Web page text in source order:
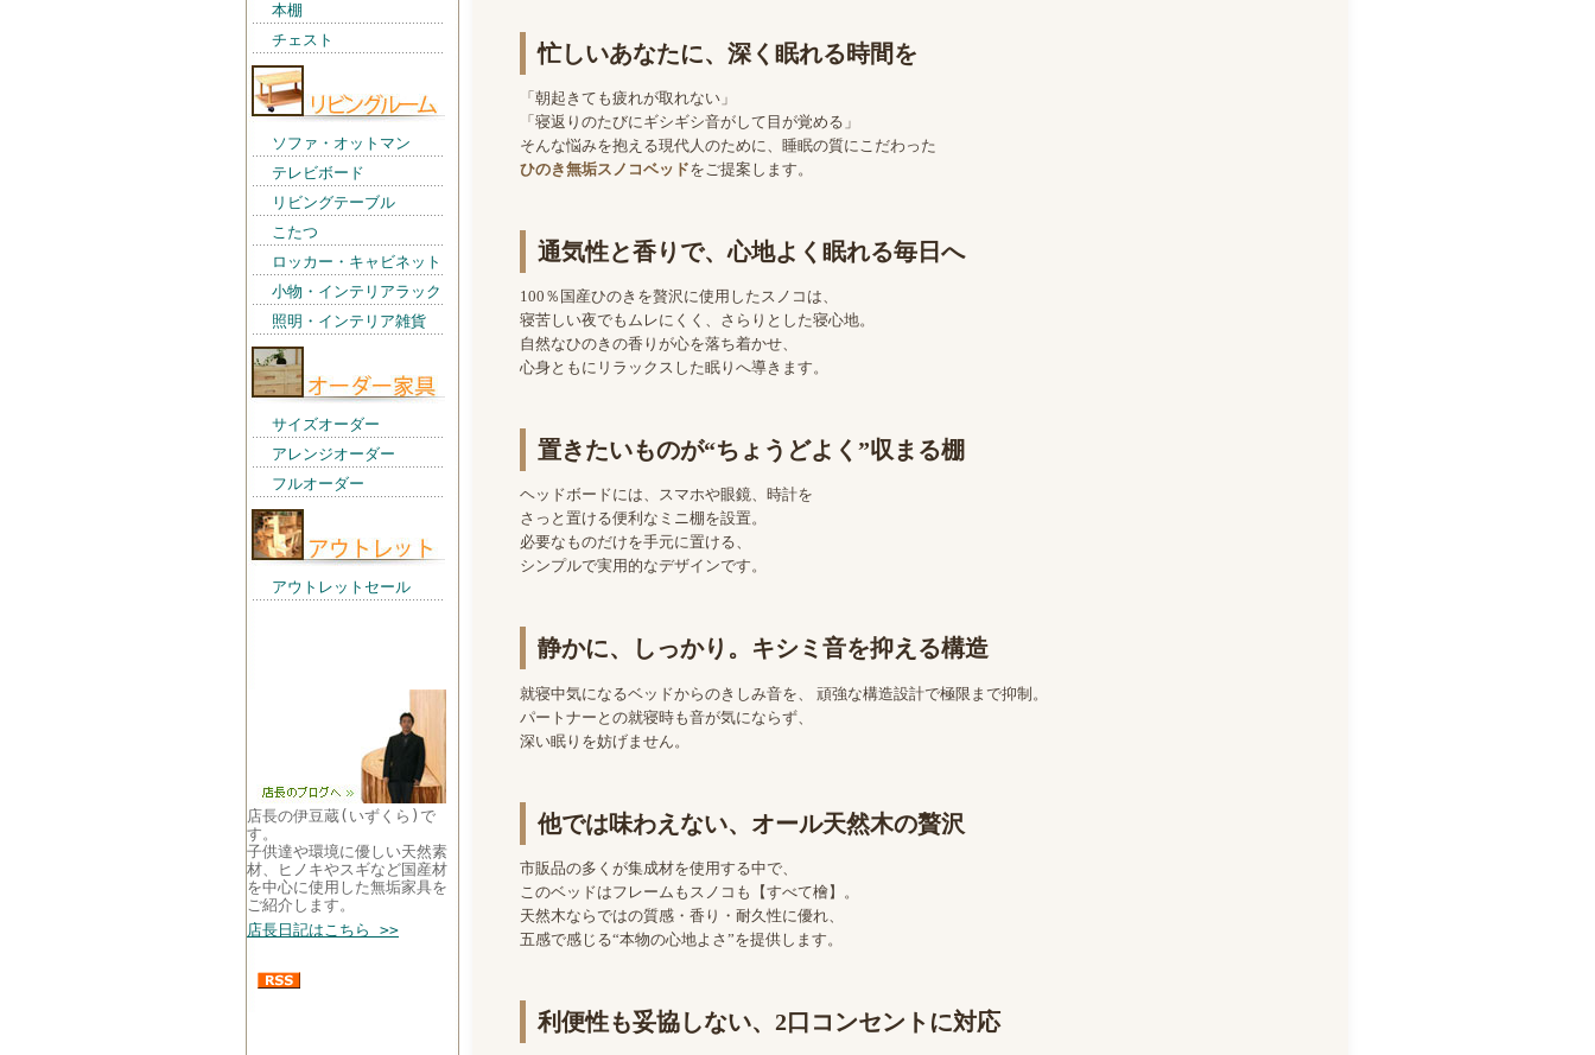
本棚
チェスト
ソファ・オットマン
テレビボード
リビングテーブル
こたつ
ロッカー・キャビネット
小物・インテリアラック
照明・インテリア雑貨
サイズオーダー
アレンジオーダー
フルオーダー
アウトレットセール
店長の伊豆蔵(いずくら)で
す。
子供達や環境に優しい天然素
材、ヒノキやスギなど国産材
を中心に使用した無垢家具を
ご紹介します。
店長日記はこちら >>
忙しいあなたに、深く眠れる時間を
「朝起きても疲れが取れない」
「寝返りのたびにギシギシ音がして目が覚める」
そんな悩みを抱える現代人のために、睡眠の質にこだわった
ひのき無垢スノコベッドをご提案します。
通気性と香りで、心地よく眠れる毎日へ
100％国産ひのきを贅沢に使用したスノコは、
寝苦しい夜でもムレにくく、さらりとした寝心地。
自然なひのきの香りが心を落ち着かせ、
心身ともにリラックスした眠りへ導きます。
置きたいものが“ちょうどよく”収まる棚
ヘッドボードには、スマホや眼鏡、時計を
さっと置ける便利なミニ棚を設置。
必要なものだけを手元に置ける、
シンプルで実用的なデザインです。
静かに、しっかり。キシミ音を抑える構造
就寝中気になるベッドからのきしみ音を、 頑強な構造設計で極限まで抑制。
パートナーとの就寝時も音が気にならず、
深い眠りを妨げません。
他では味わえない、オール天然木の贅沢
市販品の多くが集成材を使用する中で、
このベッドはフレームもスノコも【すべて檜】。
天然木ならではの質感・香り・耐久性に優れ、
五感で感じる“本物の心地よさ”を提供します。
利便性も妥協しない、2口コンセントに対応